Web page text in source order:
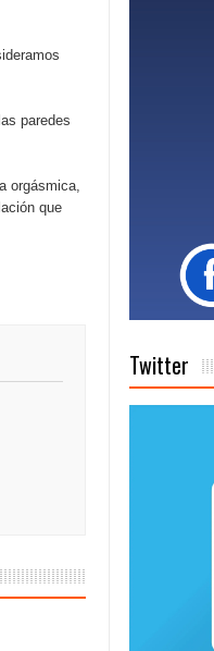
Mujer Pymes
y conciertos
tu Capital”
paredes
orgásmica,
que
Twitter